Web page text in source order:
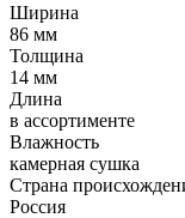
Ширина
86 мм
Толщина
14 мм
Длина
в ассортименте
Влажность
камерная сушка
Страна
Россия